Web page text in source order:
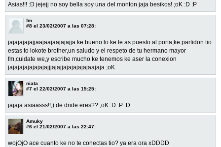
Asias!!! :D jejejj no soy bella soy una del monton jaja besikos! ;oK :D :P
fm
#8 el 23/02/2007 a las 07:28:
jajajajajajjaajaajaajajajja ke bueno lo ke le as puesto al porta,ke partidon tio
estas to lokote brother,un saludo y el respeto de tu hermano mayor
fm,cuidate we,y escribe mucho ke tenemos ke aser la conexion
jajajajajajajajajjjajajjajajajajajaajaja ;oK
niata
#7 el 22/02/2007 a las 15:25:
jajaja asiaasss!!;) de dnde eres?? ;oK :D :P :D
Amuky
#6 el 21/02/2007 a las 22:47:
wojOjO ace cuanto ke no te conectas tio? ya era ora xDDDD